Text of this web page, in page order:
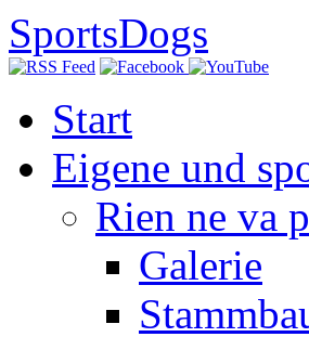
SportsDogs
Start
Eigene und
Rien ne va
Galerie